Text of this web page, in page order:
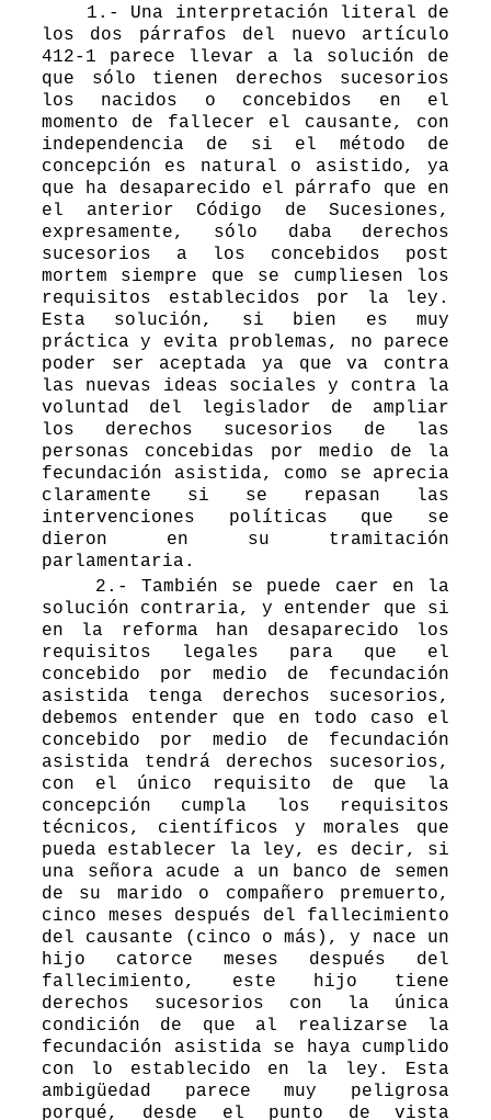
1.- Una interpretación literal de
los dos párrafos del nuevo artículo
412-1 parece llevar a la solución de
que sólo tienen derechos sucesorios
los nacidos o concebidos en el
momento de fallecer el causante, con
independencia de si el método de
concepción es natural o asistido, ya
que ha desaparecido el párrafo que en
el anterior Código de Sucesiones,
expresamente, sólo daba derechos
sucesorios a los concebidos post
mortem siempre que se cumpliesen los
requisitos establecidos por la ley.
Esta solución, si bien es muy
práctica y evita problemas, no parece
poder ser aceptada ya que va contra
las nuevas ideas sociales y contra la
voluntad del legislador de ampliar
los derechos sucesorios de las
personas concebidas por medio de la
fecundación asistida, como se aprecia
claramente si se repasan las
intervenciones políticas que se
dieron en su tramitación
parlamentaria.
2.- También se puede caer en la
solución contraria, y entender que si
en la reforma han desaparecido los
requisitos legales para que el
concebido por medio de fecundación
asistida tenga derechos sucesorios,
debemos entender que en todo caso el
concebido por medio de fecundación
asistida tendrá derechos sucesorios,
con el único requisito de que la
concepción cumpla los requisitos
técnicos, científicos y morales que
pueda establecer la ley, es decir, si
una señora acude a un banco de semen
de su marido o compañero premuerto,
cinco meses después del fallecimiento
del causante (cinco o más), y nace un
hijo catorce meses después del
fallecimiento, este hijo tiene
derechos sucesorios con la única
condición de que al realizarse la
fecundación asistida se haya cumplido
con lo establecido en la ley. Esta
ambigüedad parece muy peligrosa
porqué, desde el punto de vista